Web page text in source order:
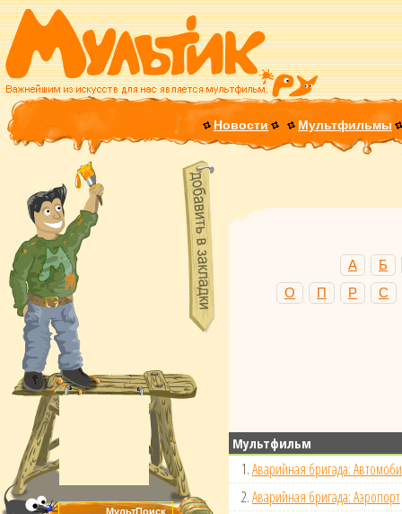
Новости Мультфильмы
А
Б
О
П Р С
Мультфильм
1.Аварийная бригада:
2.Аварийная бригада: Аэропорт